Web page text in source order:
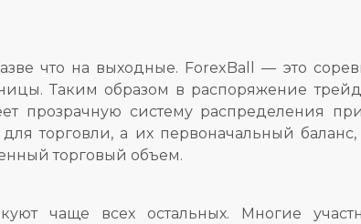
что на выходные. ForexBall — это
Таким образом в распоряжение
прозрачную систему распределения
торговли, а их первоначальный
торговый объем.
чаще всех остальных. Многие